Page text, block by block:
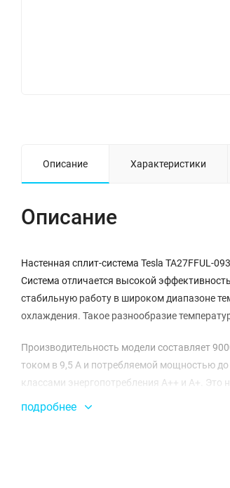
Описание Характеристики
Описание
Настенная сплит-система Tesla TA27FFUL-
Система отличается высокой
стабильную работу в широком диапазоне
охлаждения. Такое разнообразие
Производительность модели составляет
током в 9,5 А и потребляемой мощностью до
классами энергопотребления A++ и A+. Это
Габариты наружного блока составляют
подробнее